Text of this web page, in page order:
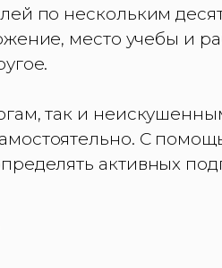
по нескольким
место учебы и
так и
С
активных